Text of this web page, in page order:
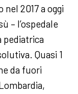
2017 a oggi
– l’ospedale
pediatrica
Quasi 1
da fuori